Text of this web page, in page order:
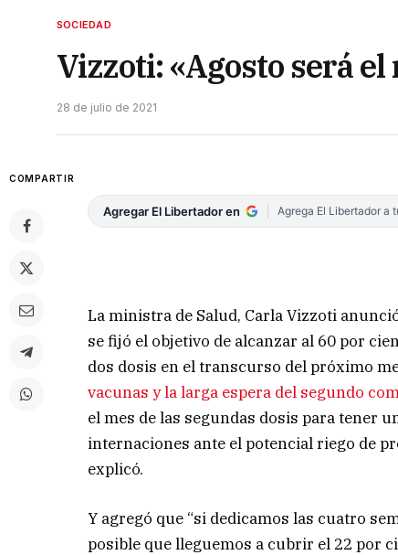
SOCIEDAD
Vizzoti: «Agosto será
28 de julio de 2021
COMPARTIR
Agregar El Libertador en Agrega El Libertador a
La ministra de Salud, Carla Vizzoti
se fijó el objetivo de alcanzar al 60 por
dos dosis en el transcurso del próximo
vacunas y la larga espera del segundo
el mes de las segundas dosis para tener
internaciones ante el potencial riego de
explicó.
Y agregó que “si dedicamos las cuatro
posible que lleguemos a cubrir el 22 por